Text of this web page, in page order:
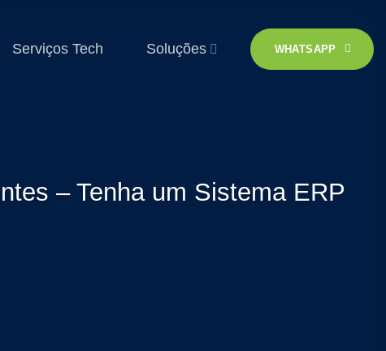
Serviços Tech Soluções WHATSAPP
– Tenha um Sistema ERP